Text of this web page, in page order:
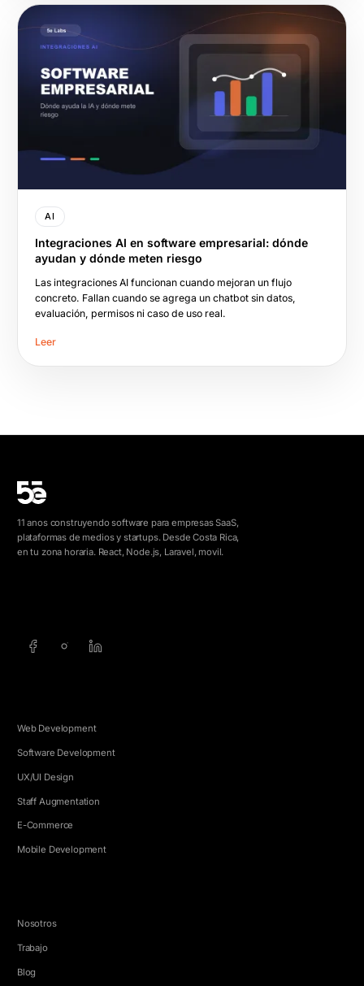
AI
Integraciones AI en software empresarial: dónde
ayudan y dónde meten riesgo
Las integraciones AI funcionan cuando mejoran un flujo
concreto. Fallan cuando se agrega un chatbot sin datos,
evaluación, permisos ni caso de uso real.
Leer
11 anos construyendo software para empresas SaaS,
plataformas de medios y startups. Desde Costa Rica,
en tu zona horaria. React, Node.js, Laravel, movil.
Web Development
Software Development
UX/UI Design
Staff Augmentation
E-Commerce
Mobile Development
Nosotros
Trabajo
Blog